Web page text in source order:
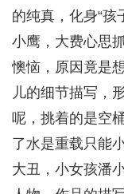
的纯真，化身“孩
小鹰，大费心思
懊恼，原因竟是
儿的细节描写，
呢，挑着的是空
了水是重载只能
大丑，小女孩潘